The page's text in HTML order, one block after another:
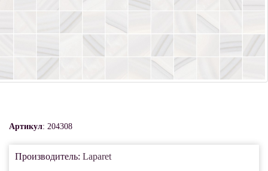
Артикул: 204308
Производитель: Laparet